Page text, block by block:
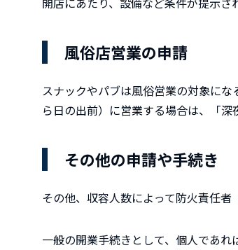
風俗店営業の申請
スナックやパブは風俗営業の対象に
ら日の出前）に営業する場合は、「深
その他の申請や手続き
その他、収容人数によって防火責任者
一般の開業手続きとして、個人であ